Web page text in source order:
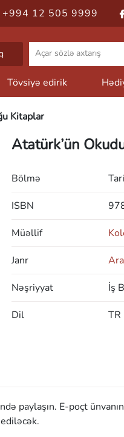
+994 12 505 9999
Tövsiyə edirik
Kitaplar
Atatürk’ün
Bölmə
ISBN
Müəllif
Janr
Nəşriyyat İş
Dil TR
paylaşın. E-poçt